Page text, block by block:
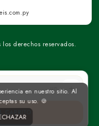
un
CARRITO
derechos reservados.
en nuestro sitio. Al
su uso. 🍪